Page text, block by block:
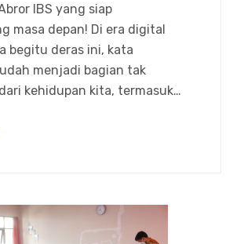
IBS yang siap
masa depan! Di era digital
begitu deras ini, kata
menjadi bagian tak
kehidupan kita, termasuk…